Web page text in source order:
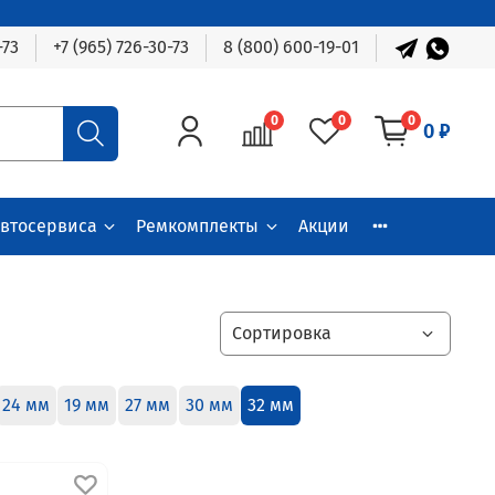
+7 (965) 726-30-73 8 (800) 600-19-01
0 0 0 0 ₽
Ремкомплекты Акции
24 мм 19 мм 27 мм 30 мм 32 мм